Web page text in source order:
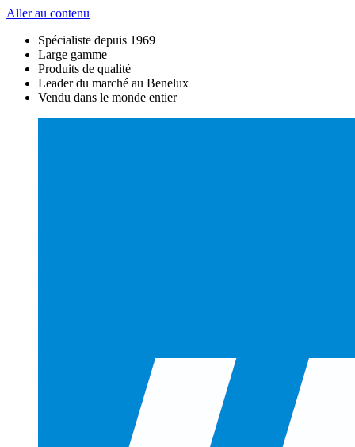
Aller au contenu
Spécialiste depuis 1969
Large gamme
Produits de qualité
Leader du marché au Benelux
Vendu dans le monde entier